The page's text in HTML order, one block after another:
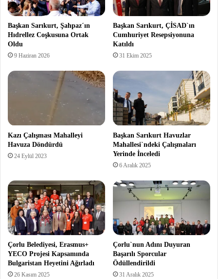
Başkan Sarıkurt, Şahpaz´ın
Hıdrellez Coşkusuna Ortak
Oldu
9 Haziran 2026
Başkan Sarıkurt, ÇİSAD`ın
Cumhuriyet Resepsiyonuna
Katıldı
31 Ekim 2025
Kazı Çalışması Mahalleyi
Havuza Döndürdü
24 Eylül 2023
Başkan Sarıkurt Havuzlar
Mahallesi`ndeki Çalışmaları
Yerinde İnceledi
6 Aralık 2025
Çorlu Belediyesi, Erasmus+
YECO Projesi Kapsamında
Bulgaristan Heyetini Ağırladı
26 Kasım 2025
Çorlu`nun Adını Duyuran
Başarılı Sporcular
Ödüllendirildi
31 Aralık 2025